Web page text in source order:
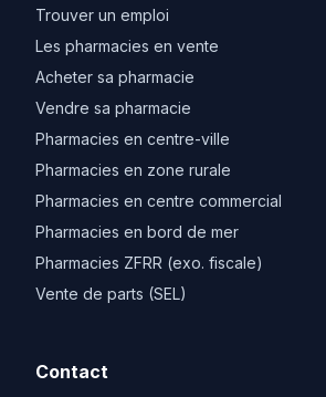
Trouver un emploi
Les pharmacies en vente
Acheter sa pharmacie
Vendre sa pharmacie
Pharmacies en centre-ville
Pharmacies en zone rurale
Pharmacies en centre commercial
Pharmacies en bord de mer
Pharmacies ZFRR (exo. fiscale)
Vente de parts (SEL)
Contact